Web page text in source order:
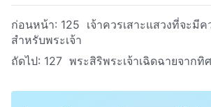
ก่อนหน้า: 125 เจ้าควรเสาะแสวงที่จะมี
สำหรับพระเจ้า
ถัดไป: 127 พระสิริพระเจ้าเฉิดฉายจากทิ